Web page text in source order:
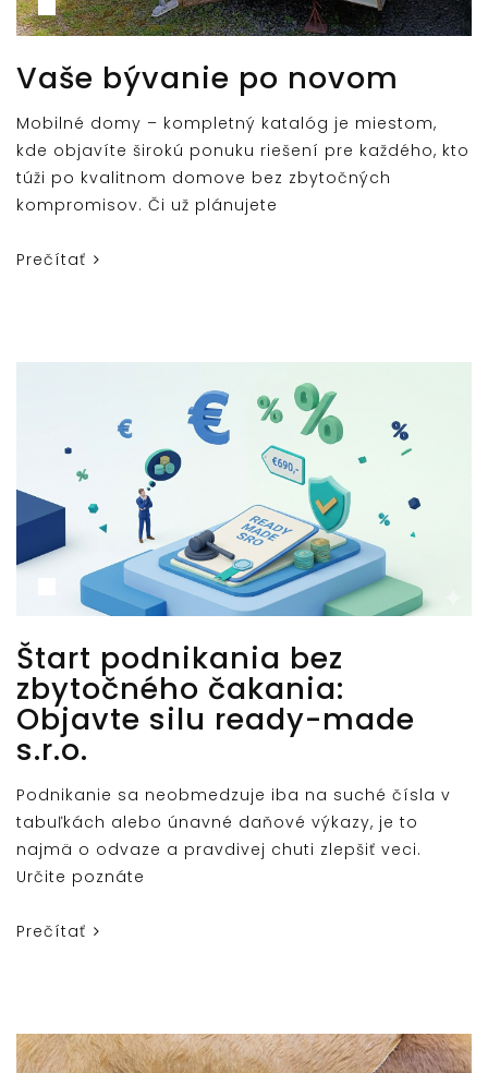
Vaše bývanie po novom
Mobilné domy – kompletný katalóg je miestom,
kde objavíte širokú ponuku riešení pre každého, kto
túži po kvalitnom domove bez zbytočných
kompromisov. Či už plánujete
Prečítať
Štart podnikania bez
zbytočného čakania:
Objavte silu ready-made
s.r.o.
Podnikanie sa neobmedzuje iba na suché čísla v
tabuľkách alebo únavné daňové výkazy, je to
najmä o odvaze a pravdivej chuti zlepšiť veci.
Určite poznáte
Prečítať